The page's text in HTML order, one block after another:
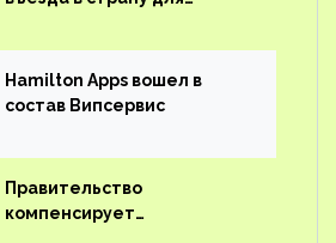
Hamilton Apps вошел в
состав Випсервис
Правительство
компенсирует